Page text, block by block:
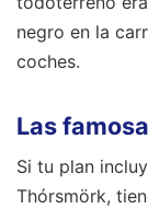
negro en la
coches.
Las
Si tu plan
Thórsmörk,